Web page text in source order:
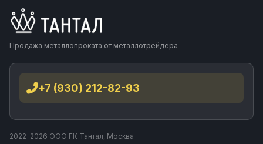
Продажа металлопроката от металлотрейдера
+7 (930) 212-82-93
2022–2026 ООО ГК Тантал, Москва